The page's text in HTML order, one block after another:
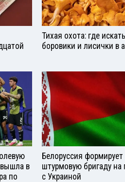
Тихая охота: где искать
боровики и лисички в
в
по
Белоруссия формирует
штурмовую бригаду на
с Украиной